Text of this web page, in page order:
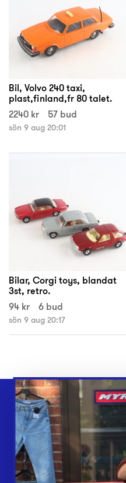
Bil, Volvo 240 taxi,
plast,finland,fr 80 talet.
2240 kr
57 bud
sön 9 aug 20:01
Bilar, Corgi toys, blandat
3st, retro.
94 kr
6 bud
sön 9 aug 20:17
Webbshop
Butiker
Lämna in
Vårt överskott